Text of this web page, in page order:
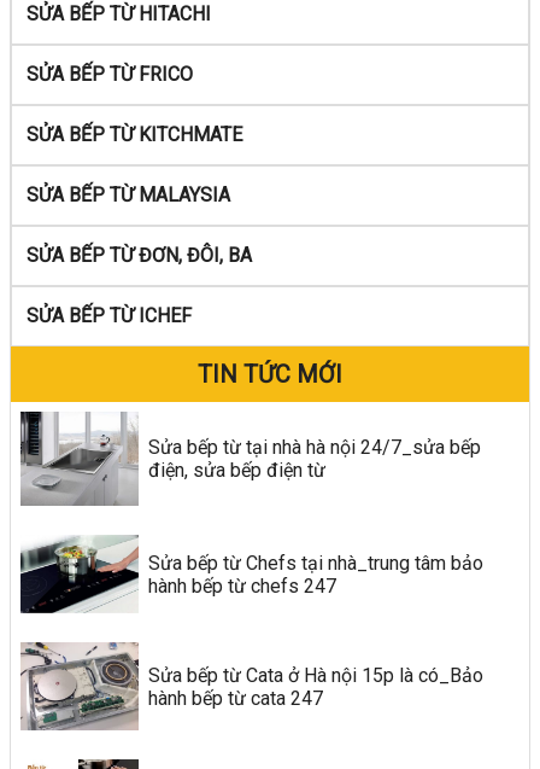
SỬA BẾP TỪ HITACHI
SỬA BẾP TỪ FRICO
SỬA BẾP TỪ KITCHMATE
SỬA BẾP TỪ MALAYSIA
SỬA BẾP TỪ ĐƠN, ĐÔI, BA
SỬA BẾP TỪ ICHEF
TIN TỨC MỚI
Sửa bếp từ tại nhà hà nội 24/7_sửa bếp
điện, sửa bếp điện từ
Sửa bếp từ Chefs tại nhà_trung tâm bảo
hành bếp từ chefs 247
Sửa bếp từ Cata ở Hà nội 15p là có_Bảo
hành bếp từ cata 247